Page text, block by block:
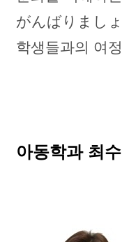
がんばりまし
학생들과의 여
아동학과 최